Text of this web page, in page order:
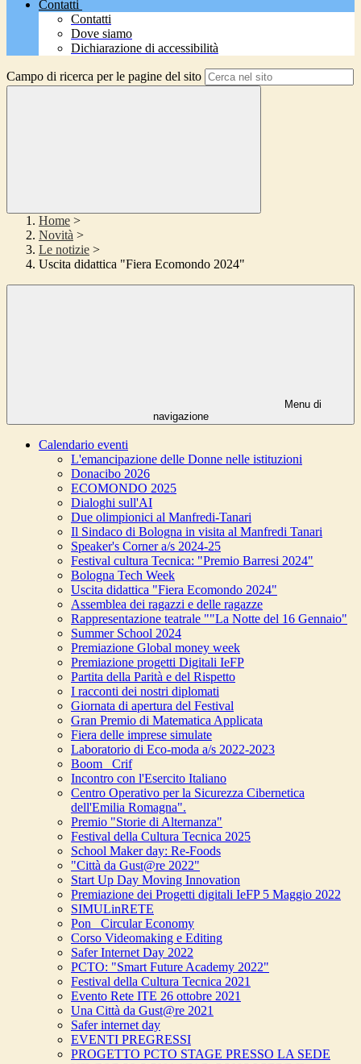
Contatti
Contatti
Dove siamo
Dichiarazione di accessibilità
Campo di ricerca per le pagine del sito
Home >
Novità >
Le notizie >
Uscita didattica "Fiera Ecomondo 2024"
Menu di
navigazione
Calendario eventi
L'emancipazione delle Donne nelle istituzioni
Donacibo 2026
ECOMONDO 2025
Dialoghi sull'AI
Due olimpionici al Manfredi-Tanari
Il Sindaco di Bologna in visita al Manfredi Tanari
Speaker's Corner a/s 2024-25
Festival cultura Tecnica: "Premio Barresi 2024"
Bologna Tech Week
Uscita didattica "Fiera Ecomondo 2024"
Assemblea dei ragazzi e delle ragazze
Rappresentazione teatrale ""La Notte del 16 Gennaio"
Summer School 2024
Premiazione Global money week
Premiazione progetti Digitali IeFP
Partita della Parità e del Rispetto
I racconti dei nostri diplomati
Giornata di apertura del Festival
Gran Premio di Matematica Applicata
Fiera delle imprese simulate
Laboratorio di Eco-moda a/s 2022-2023
Boom_ Crif
Incontro con l'Esercito Italiano
Centro Operativo per la Sicurezza Cibernetica
dell'Emilia Romagna".
Premio "Storie di Alternanza"
Festival della Cultura Tecnica 2025
School Maker day: Re-Foods
"Città da Gust@re 2022"
Start Up Day Moving Innovation
Premiazione dei Progetti digitali IeFP 5 Maggio 2022
SIMULinRETE
Pon_ Circular Economy
Corso Videomaking e Editing
Safer Internet Day 2022
PCTO: "Smart Future Academy 2022"
Festival della Cultura Tecnica 2021
Evento Rete ITE 26 ottobre 2021
Una Città da Gust@re 2021
Safer internet day
EVENTI PREGRESSI
PROGETTO PCTO STAGE PRESSO LA SEDE